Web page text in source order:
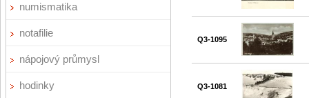
numismatika
notafilie
nápojový průmysl
hodinky
Q3-1095
Q3-1081